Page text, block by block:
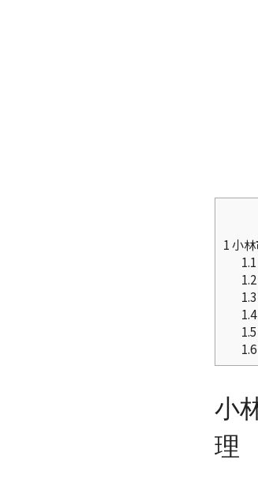
1小
1.1
1.2
1.3
1.4
1.5
1.6
小
理